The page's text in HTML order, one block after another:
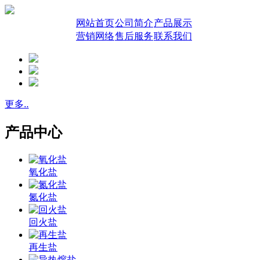
网站首页公司简介产品展示
营销网络售后服务联系我们
更多..
产品中心
氧化盐
氮化盐
回火盐
再生盐